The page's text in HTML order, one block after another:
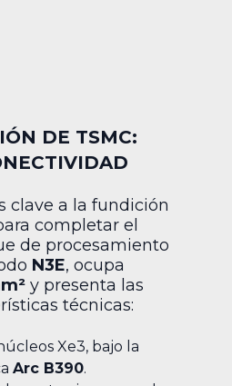
DE TSMC:
clave a la fundición
completar el
de procesamiento
N3E, ocupa
y presenta las
técnicas:
Xe3, bajo la
Arc B390.